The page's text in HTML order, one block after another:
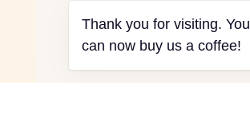
– Bhupen Hazarika
Thank you for visiting. You
can now buy us a coffee!